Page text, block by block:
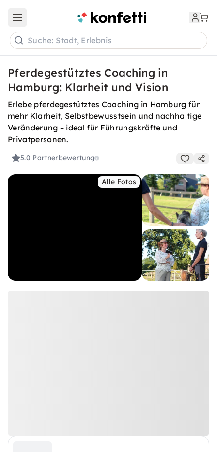
Open main menu
Suche: Stadt, Erlebnis
Pferdegestütztes Coaching in
Hamburg: Klarheit und Vision
Erlebe pferdegestütztes Coaching in Hamburg für
mehr Klarheit, Selbstbewusstsein und nachhaltige
Veränderung – ideal für Führungskräfte und
Privatpersonen.
5.0 Partnerbewertung
Alle Fotos